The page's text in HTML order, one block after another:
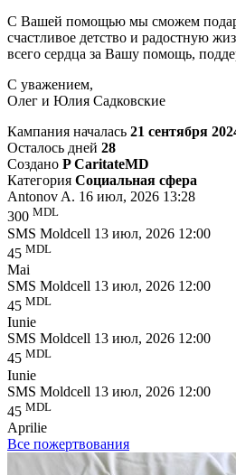
С Вашей помощью мы сможем
счастливое детство и радостную
всего сердца за Вашу помощь,
С уважением,
Олег и Юлия Садковские
Кампания началась 21 сентября
Осталось дней 28
Создано P CaritateMD
Категория Социальная сфера
Antonov A. 16 июл, 2026 13:28
300 MDL
SMS Moldcell 13 июл, 2026 12:00
45 MDL
Mai
SMS Moldcell 13 июл, 2026 12:00
45 MDL
Iunie
SMS Moldcell 13 июл, 2026 12:00
45 MDL
Iunie
SMS Moldcell 13 июл, 2026 12:00
45 MDL
Aprilie
Bсе пожертвования